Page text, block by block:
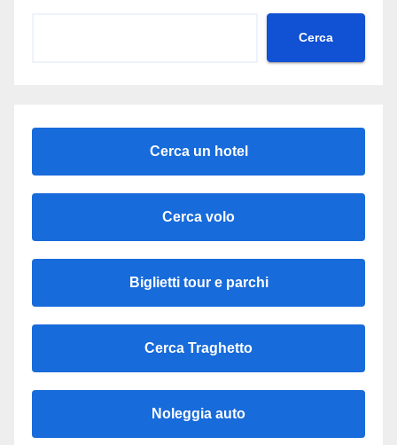
Cerca
Cerca un hotel
Cerca volo
Biglietti tour e parchi
Cerca Traghetto
Noleggia auto